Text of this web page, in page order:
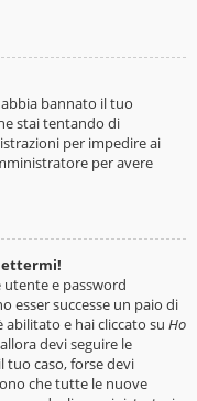
bannato il tuo
stai tentando di
per impedire ai
per avere
e password
esser successe un paio di
abilitato e hai cliccato su Ho
devi seguire le
tuo caso, forse devi
che tutte le nuove